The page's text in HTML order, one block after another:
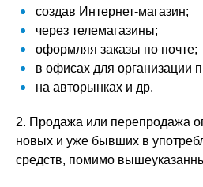
создав Интернет-магазин;
через телемагазины;
оформляя заказы по почте;
в офисах для организации
на авторынках и др.
2. Продажа или перепродажа
новых и уже бывших в
средств, помимо